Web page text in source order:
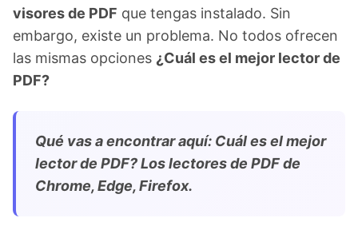
visores de PDF que tengas instalado. Sin
embargo, existe un problema. No todos ofrecen
las mismas opciones ¿Cuál es el mejor lector de
PDF?
Qué vas a encontrar aquí: Cuál es el mejor
lector de PDF? Los lectores de PDF de
Chrome, Edge, Firefox.